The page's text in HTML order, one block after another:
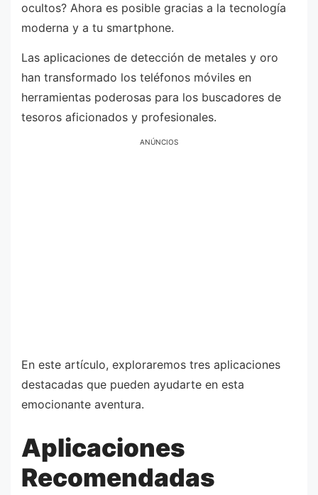
ocultos? Ahora es posible gracias a la tecnología
moderna y a tu smartphone.
Las aplicaciones de detección de metales y oro
han transformado los teléfonos móviles en
herramientas poderosas para los buscadores de
tesoros aficionados y profesionales.
ANÚNCIOS
En este artículo, exploraremos tres aplicaciones
destacadas que pueden ayudarte en esta
emocionante aventura.
Aplicaciones
Recomendadas